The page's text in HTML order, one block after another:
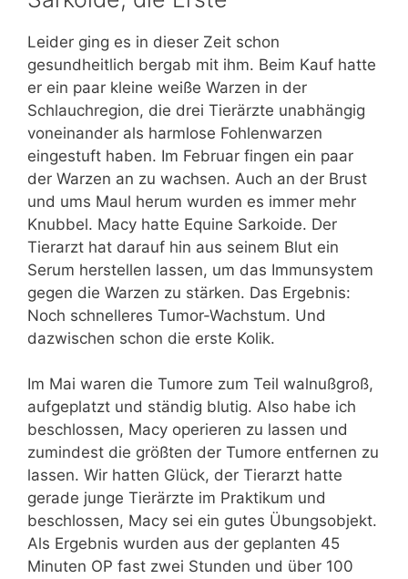
Leider ging es in dieser Zeit schon
gesundheitlich bergab mit ihm. Beim Kauf hatte
er ein paar kleine weiße Warzen in der
Schlauchregion, die drei Tierärzte unabhängig
voneinander als harmlose Fohlenwarzen
eingestuft haben. Im Februar fingen ein paar
der Warzen an zu wachsen. Auch an der Brust
und ums Maul herum wurden es immer mehr
Knubbel. Macy hatte Equine Sarkoide. Der
Tierarzt hat darauf hin aus seinem Blut ein
Serum herstellen lassen, um das Immunsystem
gegen die Warzen zu stärken. Das Ergebnis:
Noch schnelleres Tumor-Wachstum. Und
dazwischen schon die erste Kolik.
Im Mai waren die Tumore zum Teil walnußgroß,
aufgeplatzt und ständig blutig. Also habe ich
beschlossen, Macy operieren zu lassen und
zumindest die größten der Tumore entfernen zu
lassen. Wir hatten Glück, der Tierarzt hatte
gerade junge Tierärzte im Praktikum und
beschlossen, Macy sei ein gutes Übungsobjekt.
Als Ergebnis wurden aus der geplanten 45
Minuten OP fast zwei Stunden und über 100